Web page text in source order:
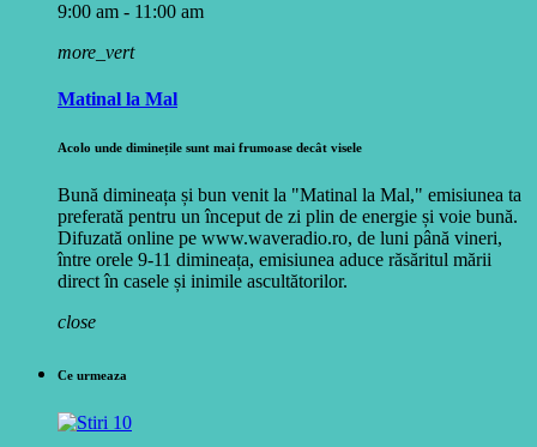
9:00 am - 11:00 am
more_vert
Matinal la Mal
Acolo unde diminețile sunt mai frumoase decât visele
Bună dimineața și bun venit la "Matinal la Mal," emisiunea ta
preferată pentru un început de zi plin de energie și voie bună.
Difuzată online pe www.waveradio.ro, de luni până vineri,
între orele 9-11 dimineața, emisiunea aduce răsăritul mării
direct în casele și inimile ascultătorilor.
close
Ce urmeaza